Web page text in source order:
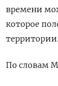
времени
которое
территории.
По словам